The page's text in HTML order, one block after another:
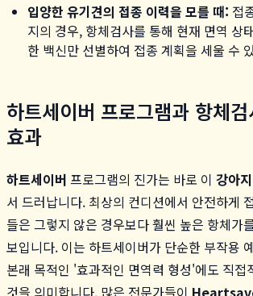
입양한 유기견의 접종 이력을 모를 때: 접
지의 경우, 항체검사를 통해 현재 면역 상
한 백신만 선별하여 접종 계획을 세울 수
하트세이버 프로그램과 항체
효과
하트세이버 프로그램의 진가는 바로 이 강아
서 드러납니다. 최상의 컨디션에서 안전하게
들은 그렇지 않은 경우보다 훨씬 높은 항체가
보입니다. 이는 하트세이버가 단순한 부작용
본래 목적인 '효과적인 면역력 형성'에도 직접
것을 의미합니다. 많은 전문가들이